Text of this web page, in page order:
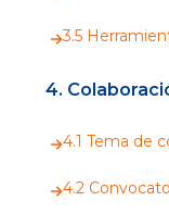
3.5
4.
4.1 Tema de
4.2